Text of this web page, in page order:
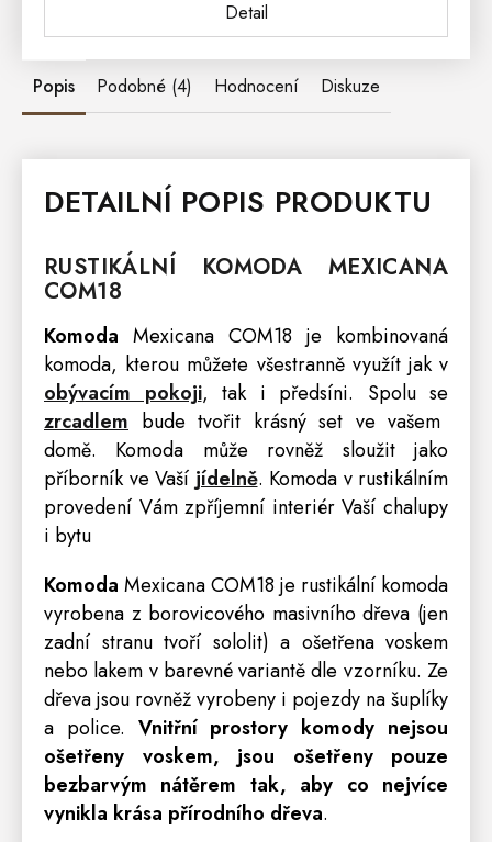
Detail
Popis Podobné (4) Hodnocení Diskuze
DETAILNÍ POPIS PRODUKTU
RUSTIKÁLNÍ KOMODA MEXICANA
COM18
Komoda Mexicana COM18 je kombinovaná
komoda, kterou můžete všestranně využít jak v
obývacím pokoji, tak i předsíni. Spolu se
zrcadlem bude tvořit krásný set ve vašem
domě. Komoda může rovněž sloužit jako
příborník ve Vaší jídelně. Komoda v rustikálním
provedení Vám zpříjemní interiér Vaší chalupy
i bytu
Komoda Mexicana COM18 je rustikální komoda
vyrobena z borovicového masivního dřeva (jen
zadní stranu tvoří sololit) a ošetřena voskem
nebo lakem v barevné variantě dle vzorníku. Ze
dřeva jsou rovněž vyrobeny i pojezdy na šuplíky
a police. Vnitřní prostory komody nejsou
ošetřeny voskem, jsou ošetřeny pouze
bezbarvým nátěrem tak, aby co nejvíce
vynikla krása přírodního dřeva.